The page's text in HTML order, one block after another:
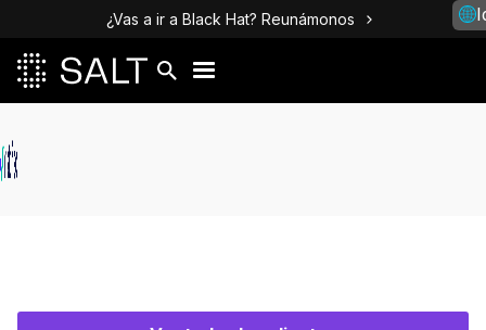
¿Vas a ir a Black Hat? Reunámonos